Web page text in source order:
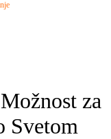
za
Svetom